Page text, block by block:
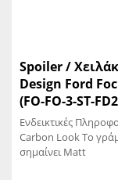
Spoiler /
Design Ford
(FO-FO-3-ST-
Ενδεικτικές
Carbon Look Το
σημαίνει Matt